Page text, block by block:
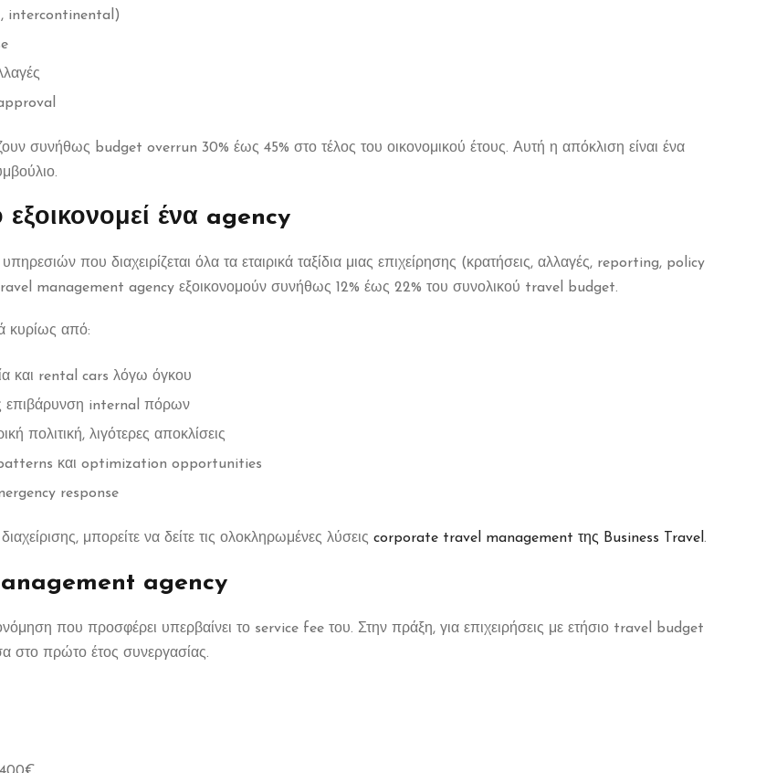
intercontinental)
συνήθως budget overrun 30% έως 45% στο τέλος του οικονομικού έτους. Αυτή η απόκλιση είναι ένα
ένα agency
που διαχειρίζεται όλα τα εταιρικά ταξίδια μιας επιχείρησης (κρατήσεις, αλλαγές, reporting, policy
management agency εξοικονομούν συνήθως 12% έως 22% του συνολικού travel budget.
κυρίως από:
και rental cars λόγω όγκου
επιβάρυνση internal πόρων
πολιτική, λιγότερες αποκλίσεις
και optimization opportunities
response
μπορείτε να δείτε τις ολοκληρωμένες λύσεις corporate travel management της Business Travel .
agency
που προσφέρει υπερβαίνει το service fee του. Στην πράξη, για επιχειρήσεις με ετήσιο travel budget
στο πρώτο έτος συνεργασίας.